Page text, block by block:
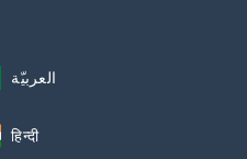
العربيّة
हिन्दी